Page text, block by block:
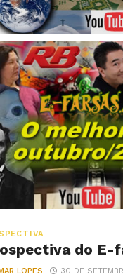
do E-
LOPES 30 DE